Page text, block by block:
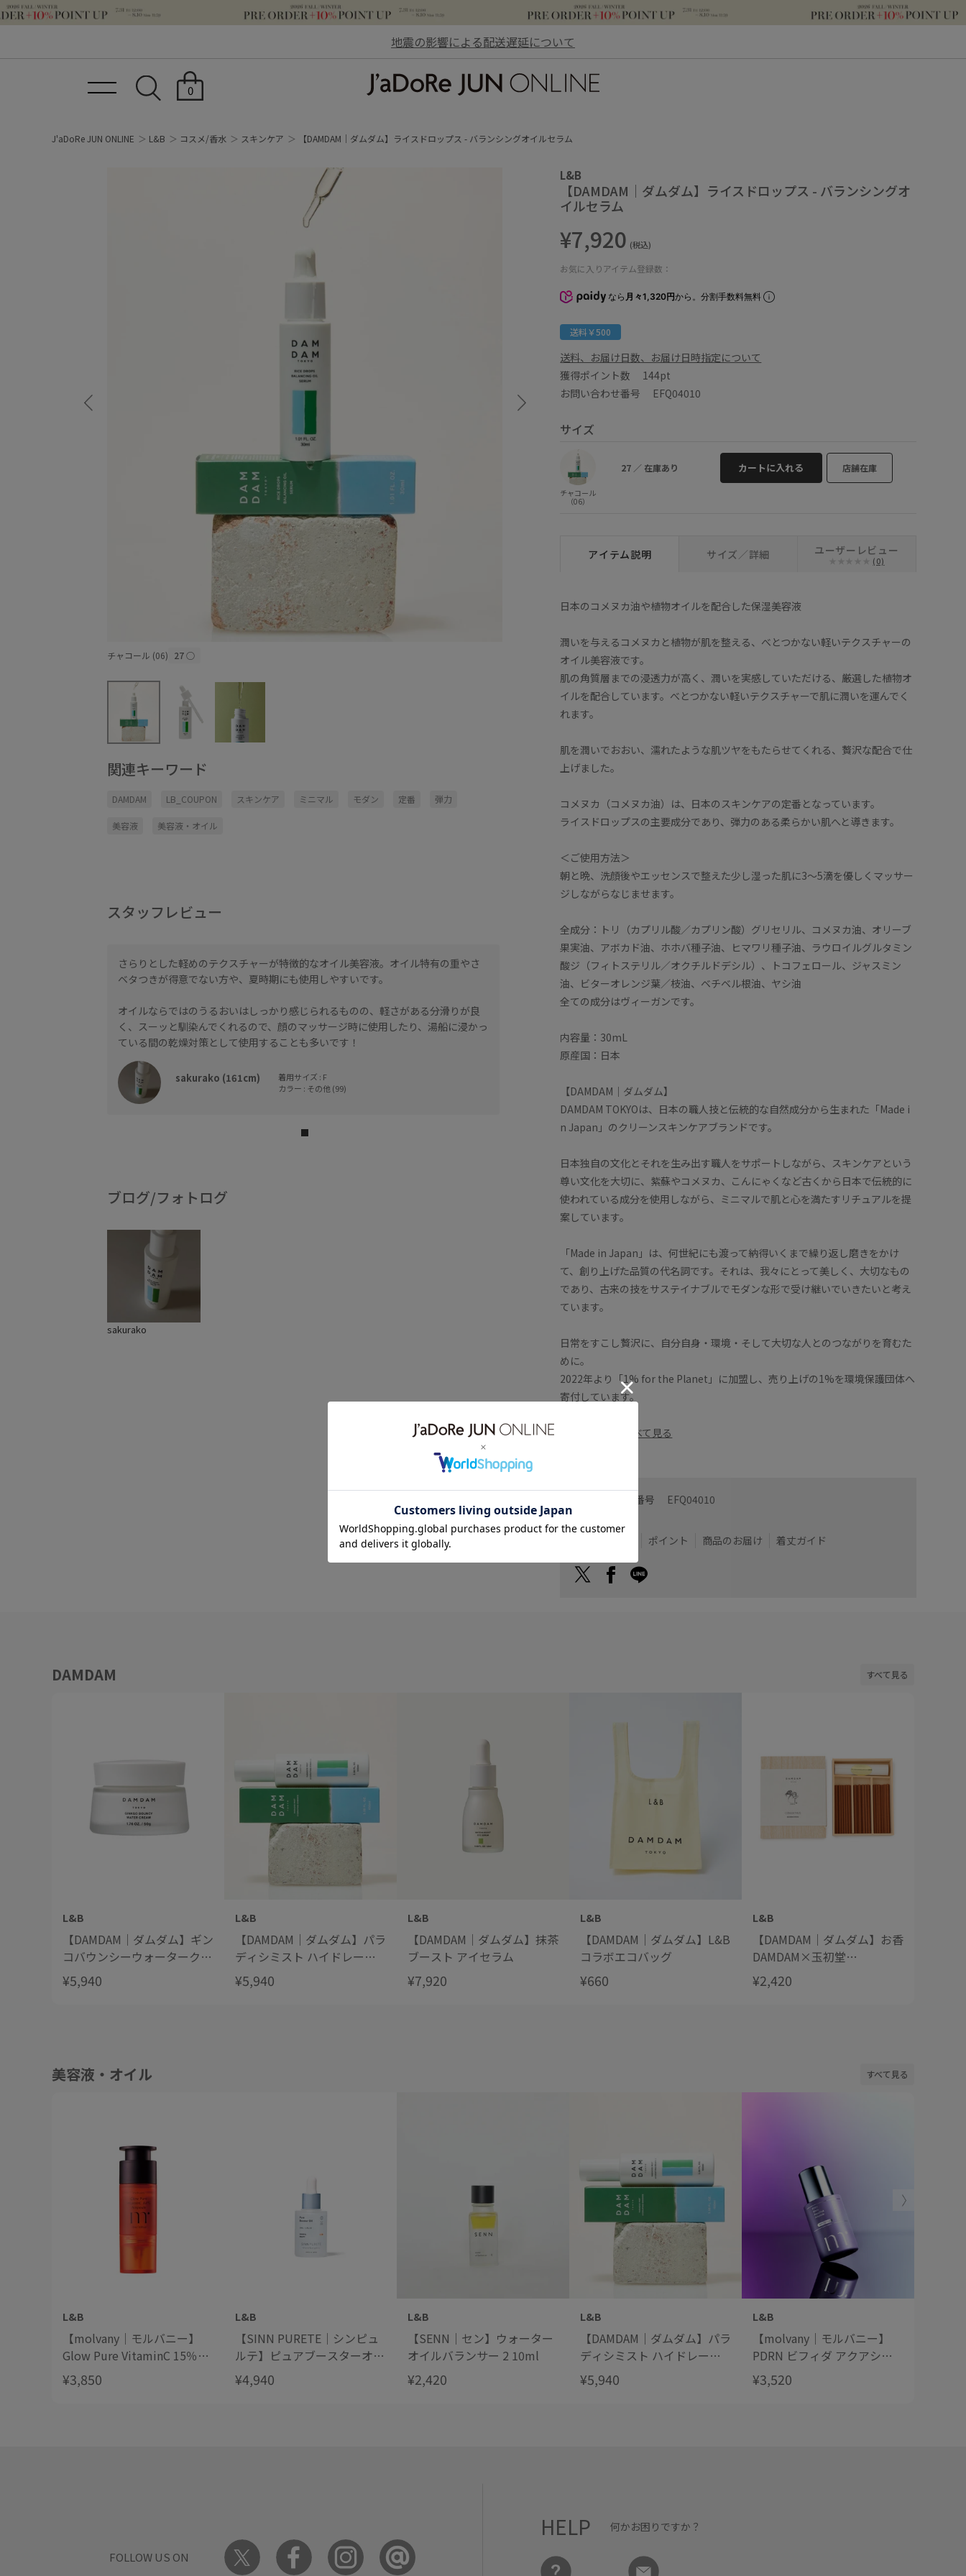
地震の影響による配送遅延について
0
J'aDoRe JUN ONLINE L&B コスメ/香水 スキンケア 【DAMDAM｜ダムダム】ライスドロップス - バランシングオイルセラム
チャコール (06) 27○
関連キーワード
DAMDAM LB_COUPON スキンケア ミニマル モダン 定番 弾力
美容液 美容液・オイル
スタッフレビュー
さらりとした軽めのテクスチャーが特徴的なオイル美容液。オイル特有の重やさ
ベタつきが得意でない方や、夏時期にも使用しやすいです。
オイルならではのうるおいはしっかり感じられるものの、軽さがある分滑りが良
く、スーッと馴染んでくれるので、顔のマッサージ時に使用したり、湯船に浸かっ
ている間の乾燥対策として使用することも多いです！
sakurako (161cm)
着用サイズ : F
カラー : その他 (99)
ブログ/フォトログ
sakurako
L&B
【DAMDAM｜ダムダム】ライスドロップス - バランシングオ
イルセラム
¥7,920 (税込)
お気に入りアイテム登録数：
なら 月々1,320円から。分割手数料無料
送料￥500
送料、お届け日数、お届け日時指定について
獲得ポイント数 144pt
お問い合わせ番号 EFQ04010
サイズ
チャコール
（06）
27 ／ 在庫あり カートに入れる 店舗在庫
アイテム説明 サイズ／詳細 ユーザーレビュー
(0)
日本のコメヌカ油や植物オイルを配合した保湿美容液
潤いを与えるコメヌカと植物が肌を整える、べとつかない軽いテクスチャーの
オイル美容液です。
肌の角質層までの浸透力が高く、潤いを実感していただける、厳選した植物オ
イルを配合しています。べとつかない軽いテクスチャーで肌に潤いを運んでく
れます。
肌を潤いでおおい、濡れたような肌ツヤをもたらせてくれる、贅沢な配合で仕
上げました。
コメヌカ（コメヌカ油）は、日本のスキンケアの定番となっています。
ライスドロップスの主要成分であり、弾力のある柔らかい肌へと導きます。
＜ご使用方法＞
朝と晩、洗顔後やエッセンスで整えた少し湿った肌に3〜5滴を優しくマッサー
ジしながらなじませます。
全成分：トリ（カプリル酸／カプリン酸）グリセリル、コメヌカ油、オリーブ
果実油、アボカド油、ホホバ種子油、ヒマワリ種子油、ラウロイルグルタミン
酸ジ（フィトステリル／オクチルドデシル）、トコフェロール、ジャスミン
油、ビターオレンジ葉／枝油、ベチベル根油、ヤシ油
全ての成分はヴィーガンです。
内容量：30mL
原産国：日本
【DAMDAM｜ダムダム】
DAMDAM TOKYOは、日本の職人技と伝統的な自然成分から生まれた「Made i
n Japan」のクリーンスキンケアブランドです。
日本独自の文化とそれを生み出す職人をサポートしながら、スキンケアという
尊い文化を大切に、紫蘇やコメヌカ、こんにゃくなど古くから日本で伝統的に
使われている成分を使用しながら、ミニマルで肌と心を満たすリチュアルを提
案しています。
「Made in Japan」は、何世紀にも渡って納得いくまで繰り返し磨きをかけ
て、創り上げた品質の代名詞です。それは、我々にとって美しく、大切なもの
であり、古来の技をサステイナブルでモダンな形で受け継いでいきたいと考え
ています。
日常をすこし贅沢に、自分自身・環境・そして大切な人とのつながりを育むた
めに。
2022年より「1% for the Planet」に加盟し、売り上げの1%を環境保護団体へ
寄付しています。
すべて見る
お問い合わせ番号 EFQ04010
ヘルプ
ポイント 商品のお届け 着丈ガイド
DAMDAM すべて見る
L&B
【DAMDAM｜ダムダム】ギン
コバウンシーウォータークリ
ーム
¥5,940
L&B
【DAMDAM｜ダムダム】パラ
ディシミスト ハイドレーテ
ィングエッセンス
¥5,940
L&B
【DAMDAM｜ダムダム】抹茶
ブースト アイセラム
¥7,920
L&B
【DAMDAM｜ダムダム】L&B
コラボエコバッグ
¥660
L&B
【DAMDAM｜ダムダム】お香
DAMDAM×玉初堂
OSMANTHUS オスマンサス
¥2,420
美容液・オイル すべて見る
L&B
【molvany｜モルバニー】
Glow Pure VitaminC 15％
Ampoule グロウピュアビタ
ミンC アンプル
¥3,850
L&B
【SINN PURETE｜シンピュ
ルテ】ピュアブースターオイ
ル a
¥4,940
L&B
【SENN｜セン】ウォーター
オイルバランサー 2 10ml
¥2,420
L&B
【DAMDAM｜ダムダム】パラ
ディシミスト ハイドレーテ
ィングエッセンス
¥5,940
L&B
【molvany｜モルバニー】
PDRN ビフィダ アクアショ
ット アンプル
¥3,520
FOLLOW US ON
HELP 何かお困りですか？